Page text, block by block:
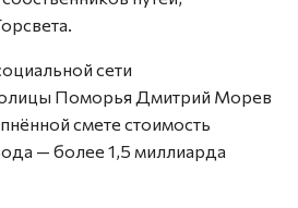
сети
Поморья Дмитрий Морев
смете стоимость
— более 1,5 миллиарда